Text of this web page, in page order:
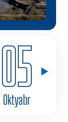
05
Oktyabr